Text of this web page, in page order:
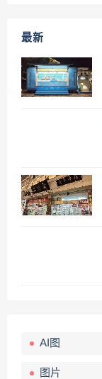
最新
AI图
图片